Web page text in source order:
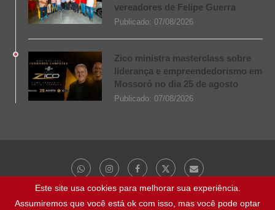
vereadores de Felipe Guerra
Publicado: 07/08/2026
Zico ministra masterclass sobre
liderança e empreendedorismo em
Mossoró no dia 25 de agosto
Publicado: 07/08/2026
Este site usa cookies para melhorar sua experiência.
Assumiremos que você está ok com isso, mas você pode optar